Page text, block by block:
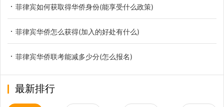
菲律宾如何获取得华侨身份(能享受什么政策)
菲律宾华侨怎么获得(加入的好处有什么)
菲律宾华侨联考能减多少分(怎么报名)
最新排行